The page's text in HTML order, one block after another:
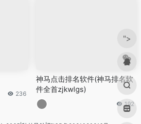
236
神马点击排名软件(神马排名软
件全首zjkwlgs)
192
">